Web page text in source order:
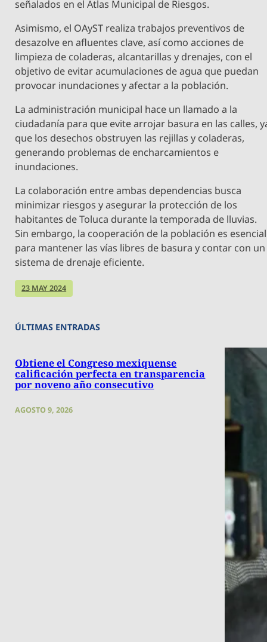
señalados en el Atlas Municipal de Riesgos.
Asimismo, el OAyST realiza trabajos preventivos de
desazolve en afluentes clave, así como acciones de
limpieza de coladeras, alcantarillas y drenajes, con el
objetivo de evitar acumulaciones de agua que puedan
provocar inundaciones y afectar a la población.
La administración municipal hace un llamado a la
ciudadanía para que evite arrojar basura en las calles,
que los desechos obstruyen las rejillas y coladeras,
generando problemas de encharcamientos e
inundaciones.
La colaboración entre ambas dependencias busca
minimizar riesgos y asegurar la protección de los
habitantes de Toluca durante la temporada de lluvias.
Sin embargo, la cooperación de la población es esencial
para mantener las vías libres de basura y contar con un
sistema de drenaje eficiente.
23 MAY 2024
ÚLTIMAS ENTRADAS
Obtiene el Congreso mexiquense
calificación perfecta en transparencia
por noveno año consecutivo
AGOSTO 9, 2026